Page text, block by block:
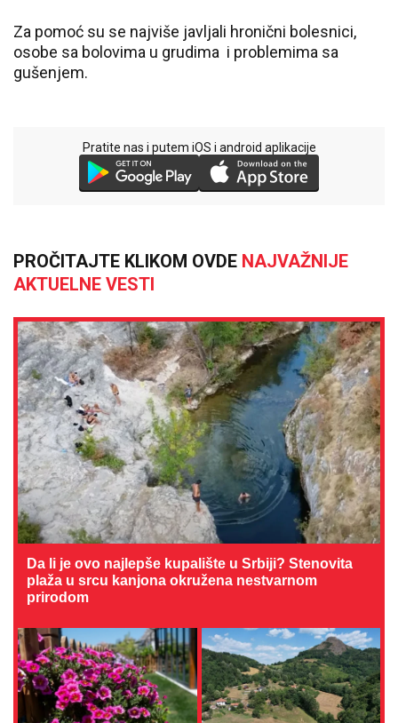
Za pomoć su se najviše javljali hronični bolesnici,
osobe sa bolovima u grudima i problemima sa
gušenjem.
Pratite nas i putem iOS i android aplikacije
PROČITAJTE KLIKOM OVDE NAJVAŽNIJE
AKTUELNE VESTI
Da li je ovo najlepše kupalište u Srbiji? Stenovita
plaža u srcu kanjona okružena nestvarnom
prirodom